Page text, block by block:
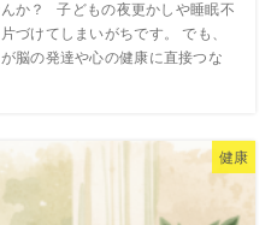
か？ 子どもの夜更かしや睡眠不
づけてしまいがちです。 でも、
脳の発達や心の健康に直接つな
健康